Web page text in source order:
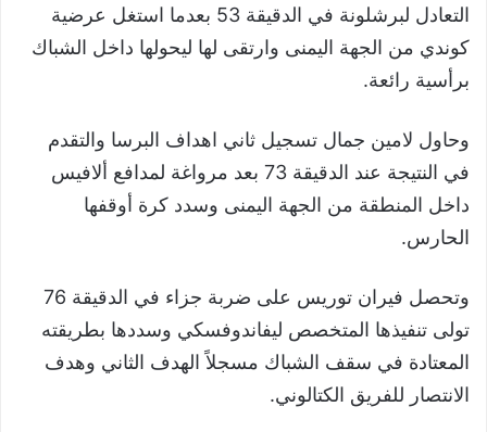
التعادل لبرشلونة في الدقيقة 53 بعدما استغل عرضية
كوندي من الجهة اليمنى وارتقى لها ليحولها داخل الشباك
برأسية رائعة.
وحاول لامين جمال تسجيل ثاني اهداف البرسا والتقدم
في النتيجة عند الدقيقة 73 بعد مرواغة لمدافع ألافيس
داخل المنطقة من الجهة اليمنى وسدد كرة أوقفها
الحارس.
وتحصل فيران توريس على ضربة جزاء في الدقيقة 76
تولى تنفيذها المتخصص ليفاندوفسكي وسددها بطريقته
المعتادة في سقف الشباك مسجلاً الهدف الثاني وهدف
الانتصار للفريق الكتالوني.